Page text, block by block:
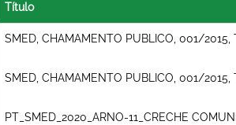
Título
SMED, CHAMAMENTO PUBLICO, 001/2015,
SMED, CHAMAMENTO PUBLICO, 001/2015,
PT_SMED_2020_ARNO-11_CRECHE